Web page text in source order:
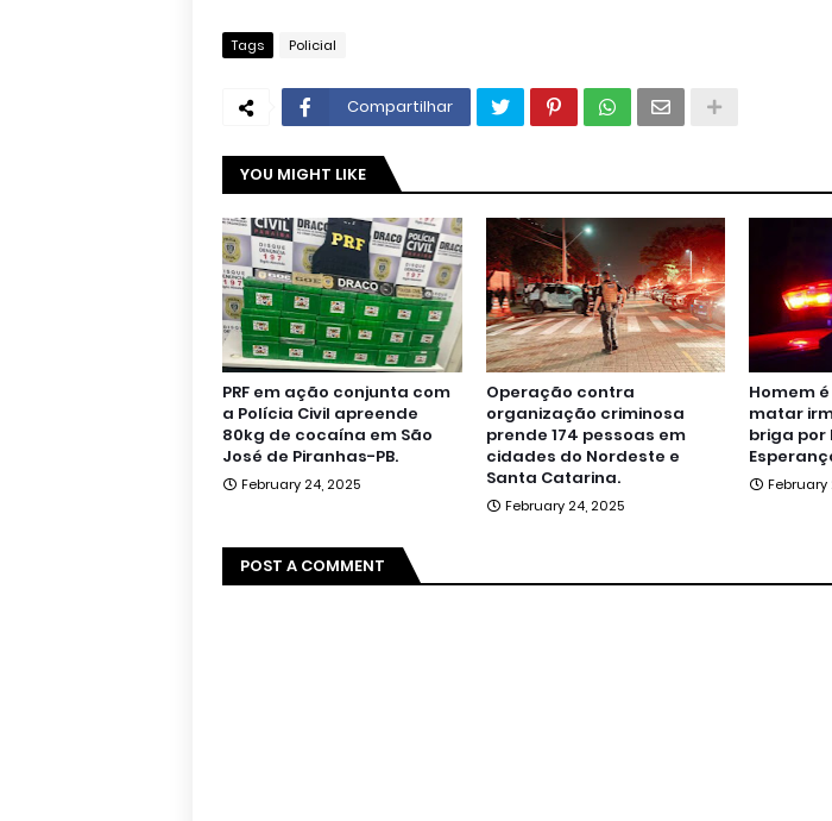
Tags Policial
Compartilhar
YOU MIGHT LIKE
PRF em ação conjunta com
a Polícia Civil apreende
80kg de cocaína em São
José de Piranhas-PB.
February 24, 2025
Operação contra
organização criminosa
prende 174 pessoas em
cidades do Nordeste e
Santa Catarina.
February 24, 2025
Homem
matar
briga por
February
POST A COMMENT